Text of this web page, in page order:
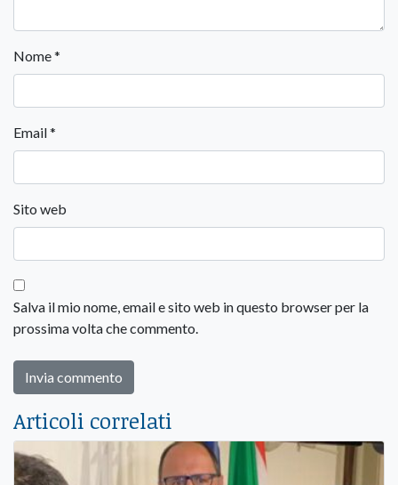
Nome*
Email*
Sito web
Salva il mio nome, email e sito web in questo browser per la
prossima volta che commento.
Articoli correlati